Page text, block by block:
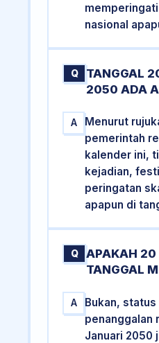
nasional
Q
TANGGAL
2050 ADA
A
Menurut
pemerintah
kalender ini,
kejadian,
peringatan
apapun di
Q
APAKAH
TANGGAL
A
Bukan, status
penanggalan
Januari 2050